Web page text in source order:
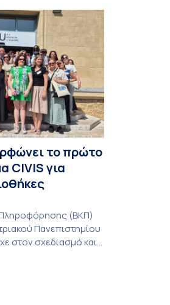
Ευρίπου και
δίκτυο SatNOGS. Η
επίσκεψη
Source […]
το πρώτο
CIVIS για
Πληροφόρησης (ΒΚΠ)
Πανεπιστημίου
στον σχεδιασμό και